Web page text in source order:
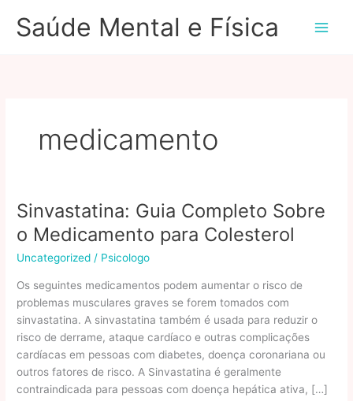
paraSaúde Mental e Física
medicamento
Sinvastatina: Guia Completo Sobre
o Medicamento para Colesterol
Uncategorized / Psicologo
Os seguintes medicamentos podem aumentar o risco de
problemas musculares graves se forem tomados com
sinvastatina. A sinvastatina também é usada para reduzir o
risco de derrame, ataque cardíaco e outras complicações
cardíacas em pessoas com diabetes, doença coronariana ou
outros fatores de risco. A Sinvastatina é geralmente
contraindicada para pessoas com doença hepática ativa, […]